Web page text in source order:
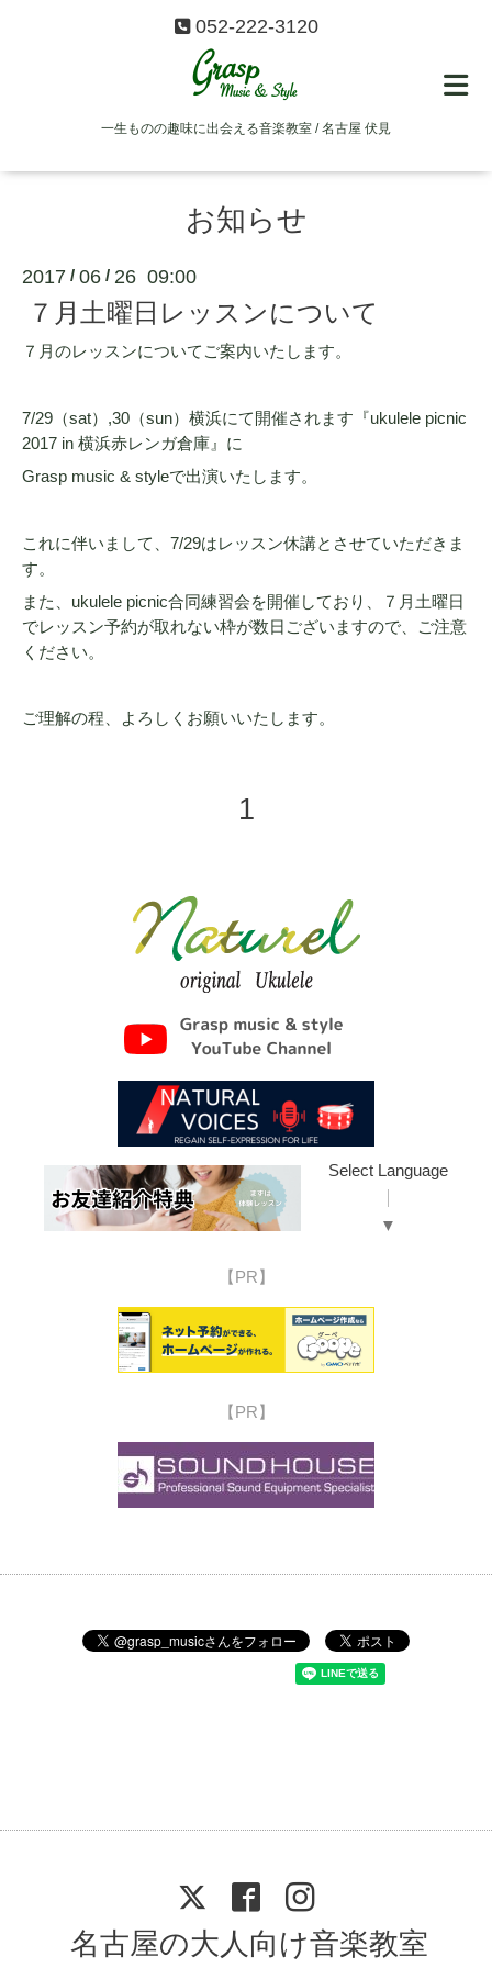
052-222-3120
一生ものの趣味に出会える音楽教室 / 名古屋 伏見
お知らせ
2017 / 06 / 26 09:00
７月土曜日レッスンについて
７月のレッスンについてご案内いたします。
7/29（sat）,30（sun）横浜にて開催されます『ukulele picnic
2017 in 横浜赤レンガ倉庫』に
Grasp music & styleで出演いたします。
これに伴いまして、7/29はレッスン休講とさせていただきま
す。
また、ukulele picnic合同練習会を開催しており、７月土曜日
でレッスン予約が取れない枠が数日ございますので、ご注意
ください。
ご理解の程、よろしくお願いいたします。
1
Select Language
▼
【PR】
【PR】
名古屋の大人向け音楽教室